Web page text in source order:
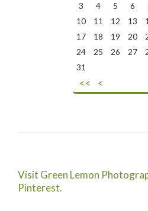
<< <
3
4 5 6
10
11 12 13
17
18 19 20
24
25 26 27
31
Visit Green Lemon
Pinterest.